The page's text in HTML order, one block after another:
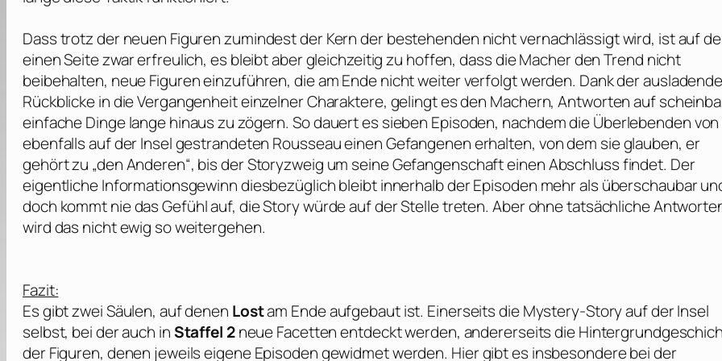
Dass trotz der neuen Figuren zumindest der Kern der bestehenden nicht vernachlässigt wird, ist auf
einen Seite zwar erfreulich, es bleibt aber gleichzeitig zu hoffen, dass die Macher den Trend nicht
beibehalten, neue Figuren einzuführen, die am Ende nicht weiter verfolgt werden. Dank der
Rückblicke in die Vergangenheit einzelner Charaktere, gelingt es den Machern, Antworten auf
einfache Dinge lange hinaus zu zögern. So dauert es sieben Episoden, nachdem die Überlebenden
ebenfalls auf der Insel gestrandeten Rousseau einen Gefangenen erhalten, von dem sie glauben, er
gehört zu „den Anderen“, bis der Storyzweig um seine Gefangenschaft einen Abschluss findet. Der
eigentliche Informationsgewinn diesbezüglich bleibt innerhalb der Episoden mehr als überschaubar
doch kommt nie das Gefühl auf, die Story würde auf der Stelle treten. Aber ohne tatsächliche
wird das nicht ewig so weitergehen.
Fazit:
Es gibt zwei Säulen, auf denen Lostam Ende aufgebaut ist. Einerseits die Mystery-Story auf der Insel
selbst, bei der auch inStaffel 2neue Facetten entdeckt werden, andererseits die
der Figuren, denen jeweils eigene Episoden gewidmet werden. Hier gibt es insbesondere bei der